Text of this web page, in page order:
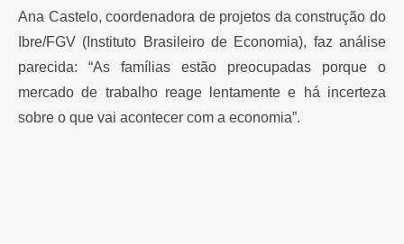
Ana Castelo, coordenadora de projetos da construção do
Ibre/FGV (Instituto Brasileiro de Economia), faz análise
parecida: “As famílias estão preocupadas porque o
mercado de trabalho reage lentamente e há incerteza
sobre o que vai acontecer com a economia”.